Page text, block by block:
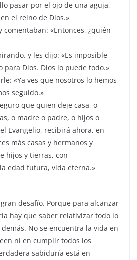
pasar por el ojo de una aguja,
el reino de Dios.»
comentaban: «Entonces, ¿quién
y les dijo: «Es imposible
para Dios. Dios lo puede todo.»
«Ya ves que nosotros lo hemos
seguido.»
que quien deje casa, o
o madre o padre, o hijos o
Evangelio, recibirá ahora, en
más casas y hermanos y
hijos y tierras, con
edad futura, vida eterna.»
desafío. Porque para alcanzar
hay que saber relativizar todo lo
No se encuentra la vida en
ni en cumplir todos los
sabiduría está en